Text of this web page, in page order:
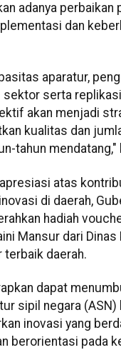
adanya perbaikan
dan
aparatur,
sektor serta
akan menjadi
kualitas dan
tahun mendatang,"
atas
di daerah,
hadiah
Mansur dari
terbaik daerah.
dapat
sipil negara (ASN)
inovasi yang
berorientasi pada